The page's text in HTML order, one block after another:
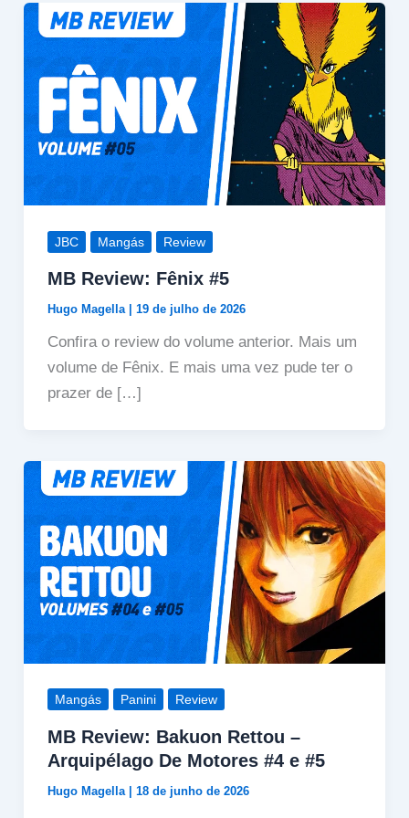
JBC Mangás Review
MB Review: Fênix #5
Hugo Magella 19 de julho de 2026
Confira o review do volume anterior. Mais um
volume de Fênix. E mais uma vez pude ter o
prazer de […]
Mangás Panini Review
MB Review: Bakuon Rettou –
Arquipélago De Motores #4 e #5
Hugo Magella 18 de junho de 2026